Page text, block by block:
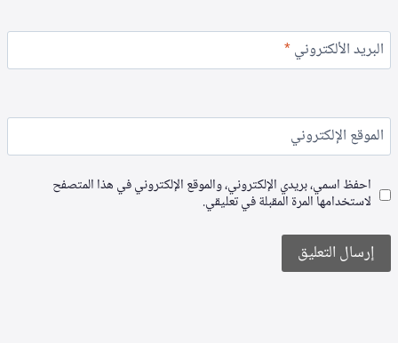
البريد الألكتروني*
الموقع الإلكتروني
احفظ اسمي، بريدي الإلكتروني، والموقع الإلكتروني في هذا المتصفح
لاستخدامها المرة المقبلة في تعليقي.